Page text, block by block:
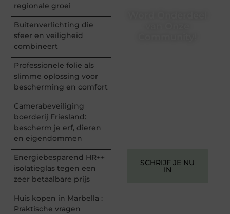
regionale groei
Buitenverlichting die
sfeer en veiligheid
combineert
Professionele folie als
slimme oplossing voor
bescherming en comfort
Camerabeveiliging
boerderij Friesland:
bescherm je erf, dieren
en eigendommen
Energiebesparend HR++
isolatieglas tegen een
zeer betaalbare prijs
Huis kopen in Marbella :
Praktische vragen
SCHRIJF JE NU
IN